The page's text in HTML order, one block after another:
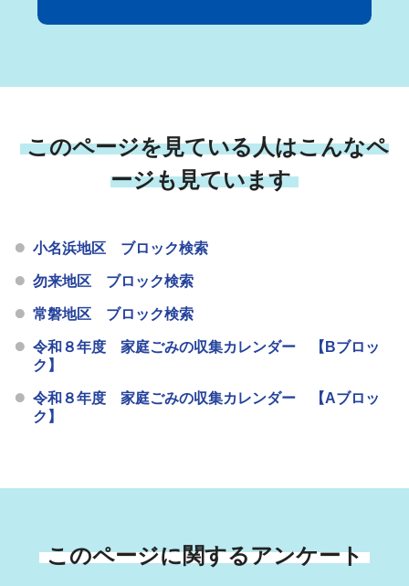
このページを見ている人はこんなペ
ージも見ています
小名浜地区 ブロック検索
勿来地区 ブロック検索
常磐地区 ブロック検索
令和８年度 家庭ごみの収集カレンダー 【Bブロッ
ク】
令和８年度 家庭ごみの収集カレンダー 【Aブロッ
ク】
このページに関するアンケート